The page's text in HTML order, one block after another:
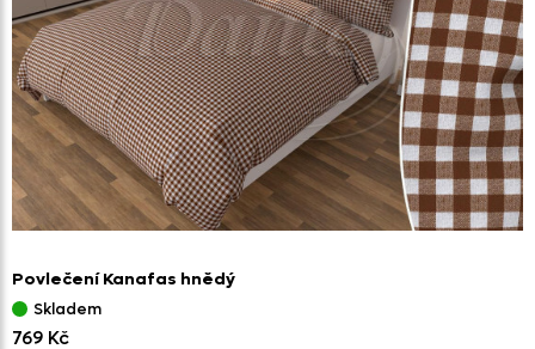
Povlečení Kanafas hnědý
Skladem
769 Kč